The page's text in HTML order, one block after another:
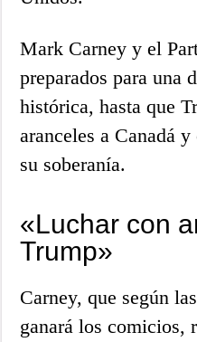
Mark Carney y el
preparados para una
histórica, hasta que
aranceles a Canadá
su soberanía.
«Luchar con
Trump»
Carney, que según
ganará los comicios,